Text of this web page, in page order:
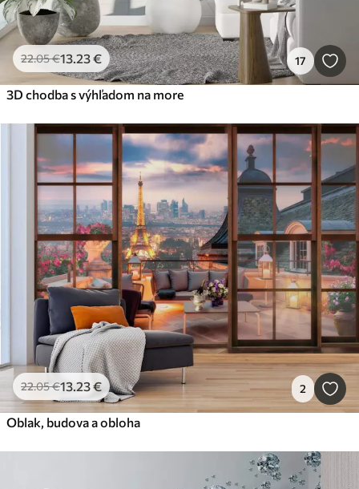
22.05€13.23€ 17
3D chodba s výhľadom na more
22.05€13.23€ 2
Oblak, budova a obloha